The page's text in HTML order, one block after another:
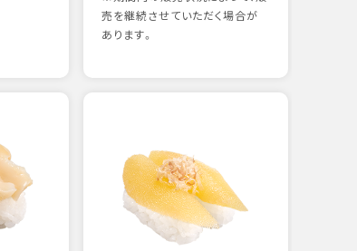
売を継続させていただく場合が
あります。